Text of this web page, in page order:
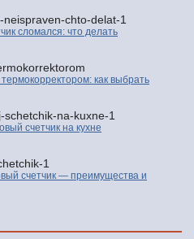
сломался: что делать
термокорректором: как выбрать
счетчик на кухне
счетчик — преимущества и